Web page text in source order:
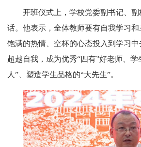
开班仪式上，学校党委副书记、
话。他表示，全体教师要有自我学习
饱满的热情、空杯的心态投入到学习中
超越自我，成为优秀“四有”好老师、学
人”、塑造学生品格的“大先生”。